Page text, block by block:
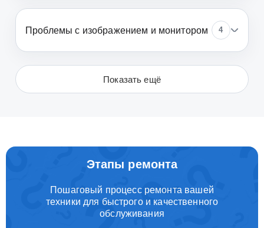
Проблемы с изображением и монитором 4
Показать ещё
Этапы ремонта
Пошаговый процесс ремонта вашей
техники для быстрого и качественного
обслуживания